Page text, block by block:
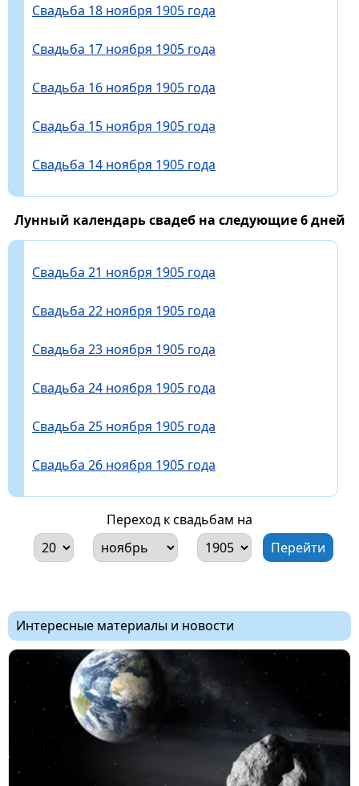
Свадьба 18 ноября 1905 года
Свадьба 17 ноября 1905 года
Свадьба 16 ноября 1905 года
Свадьба 15 ноября 1905 года
Свадьба 14 ноября 1905 года
Лунный календарь свадеб на следующие 6 дней
Свадьба 21 ноября 1905 года
Свадьба 22 ноября 1905 года
Свадьба 23 ноября 1905 года
Свадьба 24 ноября 1905 года
Свадьба 25 ноября 1905 года
Свадьба 26 ноября 1905 года
Переход к свадьбам на
Интересные материалы и новости